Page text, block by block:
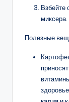
Взбейте
миксера.
Полезные